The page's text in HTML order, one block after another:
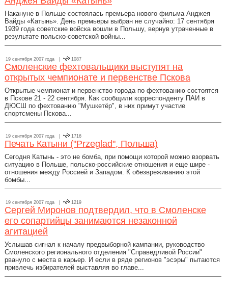
Накануне в Польше состоялась премьера нового фильма Анджея
Вайды «Катынь». День премьеры выбран не случайно: 17 сентября
1939 года советские войска вошли в Польшу, вернув утраченные в
результате польско-советской войны...
19 сентября 2007 года | 1087
Смоленские фехтовальщики выступят на
открытых чемпионате и первенстве Пскова
Открытые чемпионат и первенство города по фехтованию состоятся
в Пскове 21 - 22 сентября. Как сообщили корреспонденту ПАИ в
ДЮСШ по фехтованию "Мушкетёр", в них примут участие
спортсмены Пскова...
19 сентября 2007 года | 1716
Печать Катыни ("Przeglad", Польша)
Сегодня Катынь - это не бомба, при помощи которой можно взорвать
ситуацию в Польше, польско-российские отношения и еще шире -
отношения между Россией и Западом. К обезвреживанию этой
бомбы...
19 сентября 2007 года | 1219
Сергей Миронов подтвердил, что в Смоленске
его сопартийцы занимаются незаконной
агитацией
Услышав сигнал к началу предвыборной кампании, руководство
Смоленского регионального отделения "Справедливой России"
рвануло с места в карьер. И если в ряде регионов "эсэры" пытаются
привлечь избирателей выставляя во главе...